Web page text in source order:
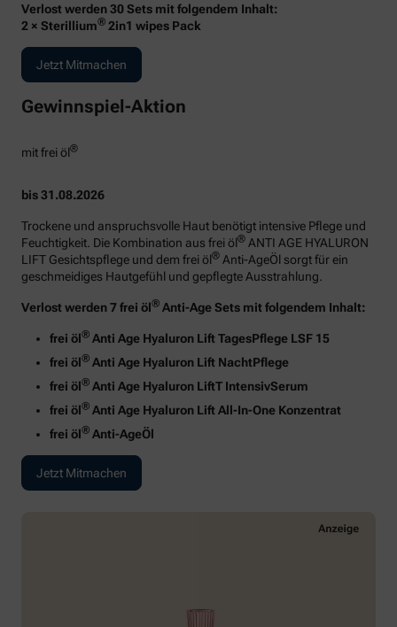
Verlost werden 30 Sets mit folgendem Inhalt:
2 × Sterillium® 2in1 wipes Pack
Jetzt Mitmachen
Gewinnspiel-Aktion
mit frei öl®
bis 31.08.2026
Trockene und anspruchsvolle Haut benötigt intensive Pflege und
Feuchtigkeit. Die Kombination aus frei öl® ANTI AGE HYALURON
LIFT Gesichtspflege und dem frei öl® Anti-AgeÖl sorgt für ein
geschmeidiges Hautgefühl und gepflegte Ausstrahlung.
Verlost werden 7 frei öl® Anti-Age Sets mit folgendem Inhalt:
frei öl® Anti Age Hyaluron Lift TagesPflege LSF 15
frei öl® Anti Age Hyaluron Lift NachtPflege
frei öl® Anti Age Hyaluron LiftT IntensivSerum
frei öl® Anti Age Hyaluron Lift All-In-One Konzentrat
frei öl® Anti-AgeÖl
Jetzt Mitmachen